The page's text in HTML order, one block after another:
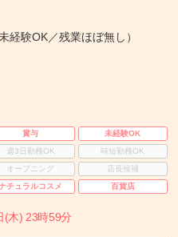
経験OK／残業ほぼ無し）
賞与
未経験OK
週3日勤務OK
時短勤務OK
オープニング
店長候補
チュラルコスメ 百貨店
(木) 23時59分